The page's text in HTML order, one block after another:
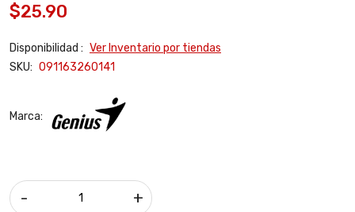
$25.90
Disponibilidad : Ver Inventario por tiendas
SKU: 091163260141
Marca:
- +